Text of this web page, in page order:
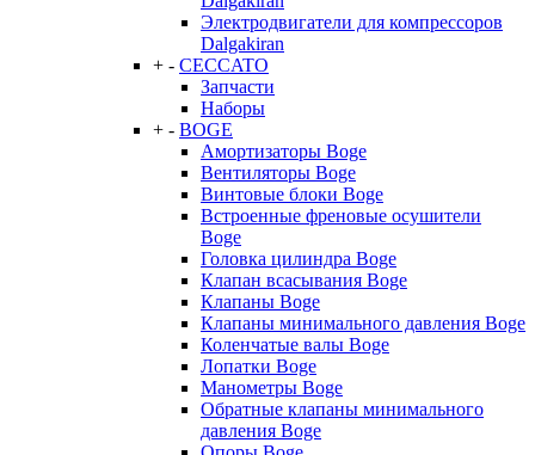
Электродвигатели для компрессоров
Dalgakiran
+ - CECCATO
Запчасти
Наборы
+ - BOGE
Амортизаторы Boge
Вентиляторы Boge
Винтовые блоки Boge
Встроенные френовые осушители
Boge
Головка цилиндра Boge
Клапан всасывания Boge
Клапаны Boge
Клапаны минимального давления Boge
Коленчатые валы Boge
Лопатки Boge
Манометры Boge
Обратные клапаны минимального
давления Boge